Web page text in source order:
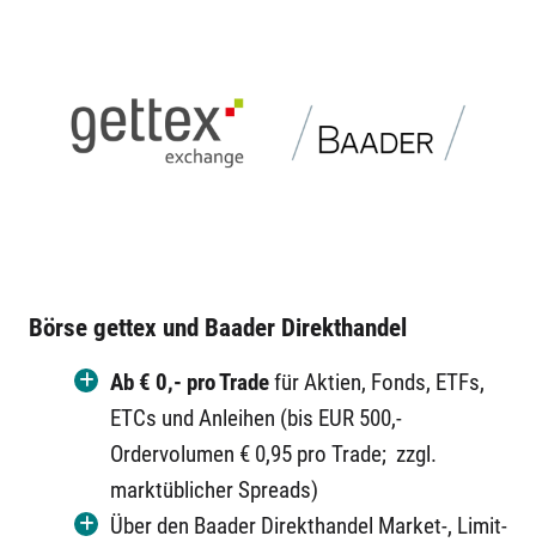
Börse gettex und Baader Direkthandel
Ab € 0,- pro Tradefür Aktien, Fonds, ETFs,
ETCs und Anleihen (bis EUR 500,-
Ordervolumen € 0,95 pro Trade; zzgl.
marktüblicher Spreads)
Über den Baader Direkthandel Market-, Limit-